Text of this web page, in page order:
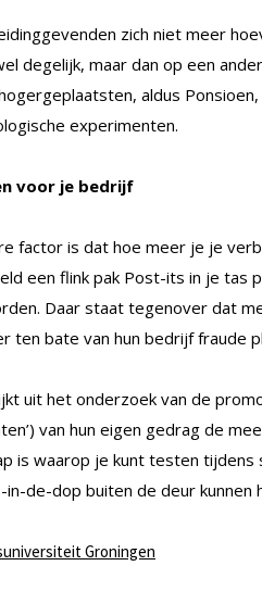
zich niet meer
degelijk, maar dan op een
aldus
experimenten.
voor je bedrijf
factor is dat hoe meer je je
een flink pak Post-its in je tas
Daar staat tegenover dat
ten bate van hun bedrijf fraude
uit het onderzoek van de
van hun eigen gedrag de
is waarop je kunt testen
de-dop buiten de deur kunnen
Groningen